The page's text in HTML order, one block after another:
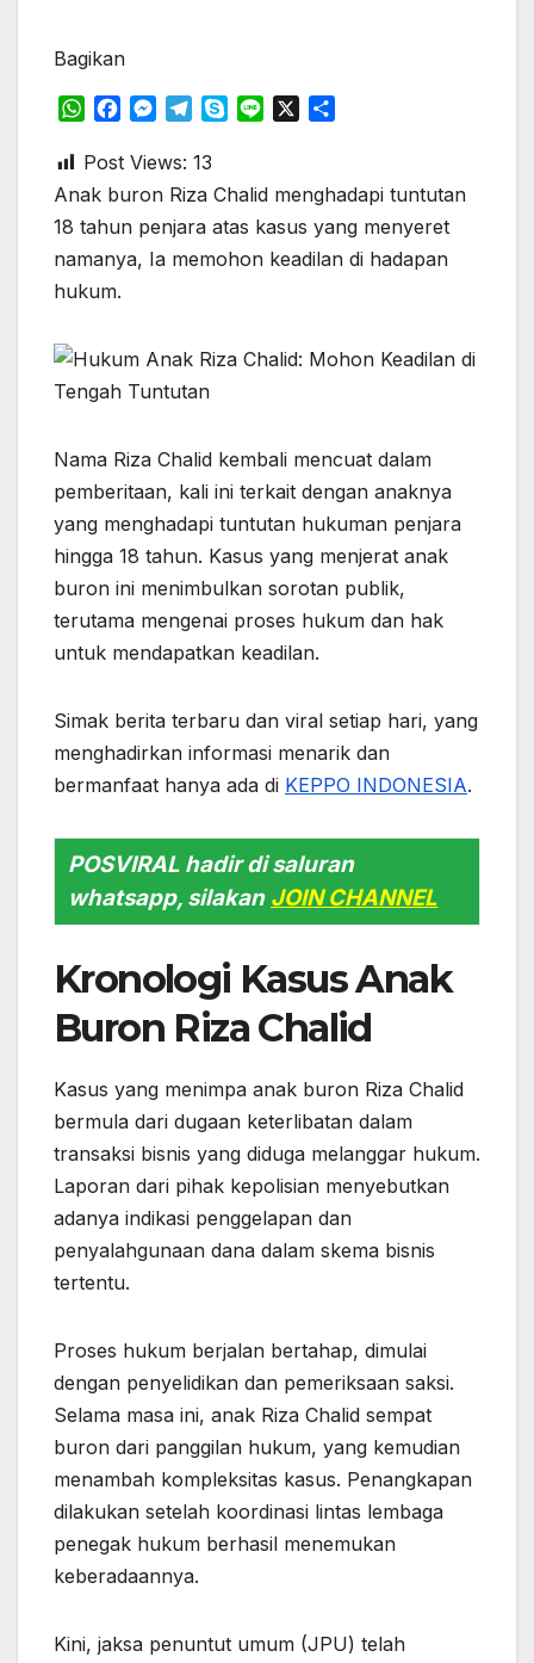
Bagikan
W
a
t
A
p
p
c
e
o
o
M
s
s
n
g
T
l
e
r
a
S
p
e
r
Post Views: 13
Anak buron Riza Chalid menghadapi tuntutan
18 tahun penjara atas kasus yang menyeret
namanya, Ia memohon keadilan di hadapan
hukum.
Nama Riza Chalid kembali mencuat dalam
pemberitaan, kali ini terkait dengan anaknya
yang menghadapi tuntutan hukuman penjara
hingga 18 tahun. Kasus yang menjerat anak
buron ini menimbulkan sorotan publik,
terutama mengenai proses hukum dan hak
untuk mendapatkan keadilan.
Simak berita terbaru dan viral setiap hari, yang
menghadirkan informasi menarik dan
bermanfaat hanya ada di KEPPO INDONESIA.
POSVIRAL hadir di saluran
whatsapp, silakan JOIN CHANNEL
Kronologi Kasus Anak
Buron Riza Chalid
Kasus yang menimpa anak buron Riza Chalid
bermula dari dugaan keterlibatan dalam
transaksi bisnis yang diduga melanggar hukum.
Laporan dari pihak kepolisian menyebutkan
adanya indikasi penggelapan dan
penyalahgunaan dana dalam skema bisnis
tertentu.
Proses hukum berjalan bertahap, dimulai
dengan penyelidikan dan pemeriksaan saksi.
Selama masa ini, anak Riza Chalid sempat
buron dari panggilan hukum, yang kemudian
menambah kompleksitas kasus. Penangkapan
dilakukan setelah koordinasi lintas lembaga
penegak hukum berhasil menemukan
keberadaannya.
Kini, jaksa penuntut umum (JPU) telah